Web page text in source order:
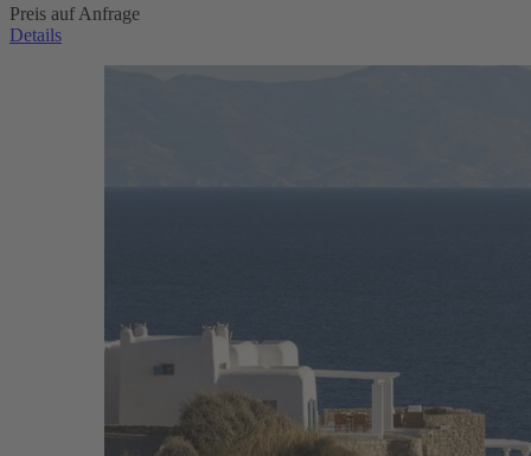
Preis auf Anfrage
Details